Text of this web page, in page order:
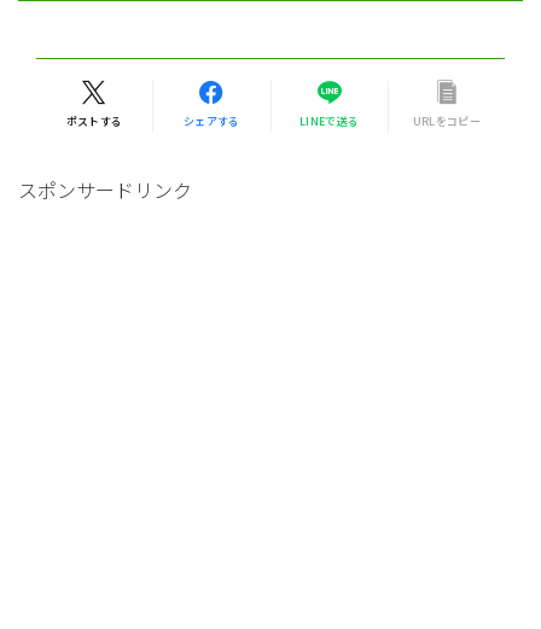
ポストする シェアする LINEで送る URLをコピー
スポンサードリンク